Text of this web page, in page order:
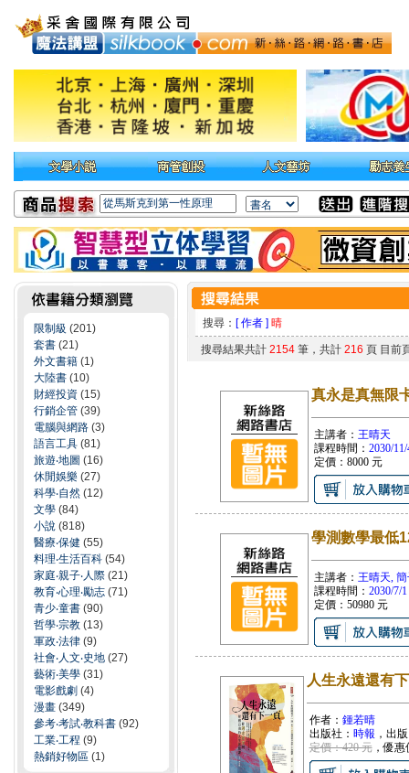
限制級 (201)
套書 (21)
外文書籍 (1)
大陸書 (10)
財經投資 (15)
行銷企管 (39)
電腦與網路 (3)
語言工具 (81)
旅遊‧地圖 (16)
休閒娛樂 (27)
科學‧自然 (12)
文學 (84)
小說 (818)
醫療‧保健 (55)
料理‧生活百科 (54)
家庭‧親子‧人際 (21)
教育‧心理‧勵志 (71)
青少‧童書 (90)
哲學‧宗教 (13)
軍政‧法律 (9)
社會‧人文‧史地 (27)
藝術‧美學 (31)
電影戲劇 (4)
漫畫 (349)
參考‧考試‧教科書 (92)
工業‧工程 (9)
熱銷好物區 (1)
搜尋： [ 作者 ] 晴
搜尋結果共計 2154筆，共計 216 頁 目前
真永是真無限
主講者： 王晴天
課程時間： 2030/11/
定價： 8000元
學測數學最低
主講者： 王晴天,
課程時間： 2030/7/1
定價： 50980元
人生永遠還有
作者： 鍾若晴
出版社： 時報 ，出
定價：420 元，優惠